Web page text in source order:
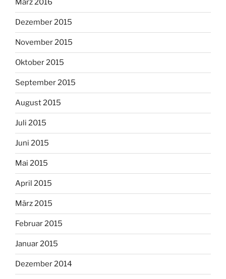
März 2016
Dezember 2015
November 2015
Oktober 2015
September 2015
August 2015
Juli 2015
Juni 2015
Mai 2015
April 2015
März 2015
Februar 2015
Januar 2015
Dezember 2014